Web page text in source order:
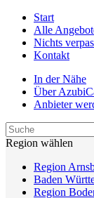
Start
Alle
Nichts
Kontakt
In der Nähe
Über
Anbieter
Region wählen
Region
Baden
Region